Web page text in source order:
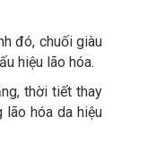
đó, chuối giàu
hiệu lão hóa.
thời tiết thay
hóa da hiệu